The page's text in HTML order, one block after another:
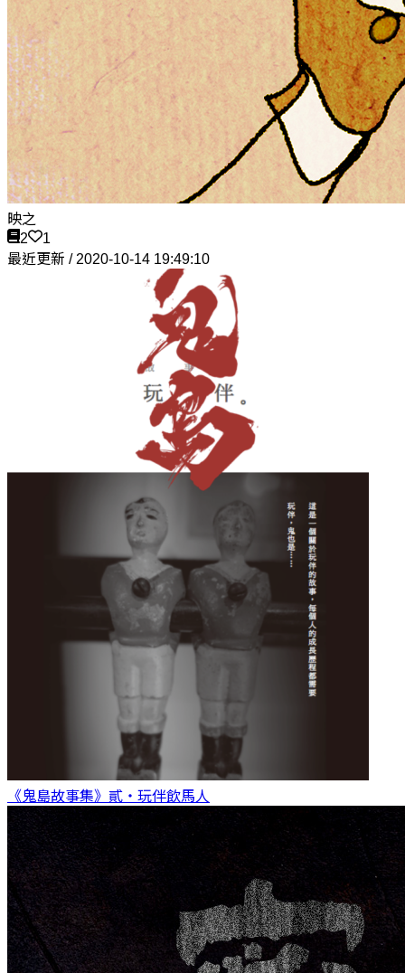
映之
2
1
最近更新 / 2020-10-14 19:49:10
《鬼島故事集》貳・玩伴飲馬人